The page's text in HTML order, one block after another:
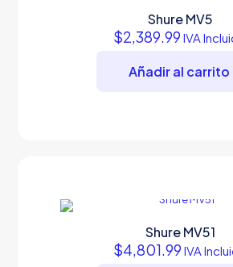
Shure MV5
$2,389.99 IVA
Añadir al carrito
Shure MV51
$4,801.99 IVA